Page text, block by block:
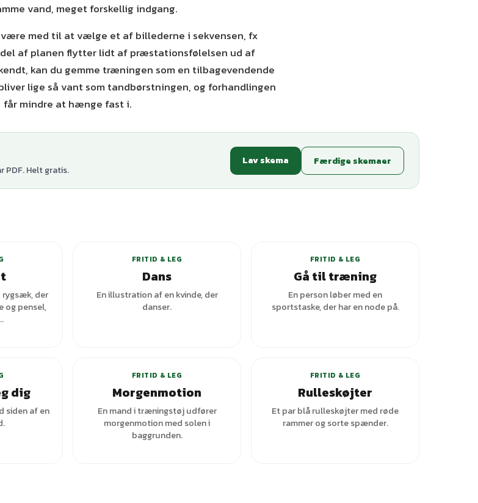
vand, meget forskellig indgang.
med til at vælge et af billederne i sekvensen, fx
del af planen flytter lidt af præstationsfølelsen ud af
kan du gemme træningen som en tilbagevendende
lige så vant som tandbørstningen, og forhandlingen
får mindre at hænge fast i.
Helt gratis.
Lav skema Færdige skemaer
rygsæk, der
og pensel,
FRITID & LEG
Dans
En illustration af en kvinde, der
danser.
FRITID & LEG
Gå til træning
En person løber med en
sportstaske, der har en node på.
dig
siden af en
FRITID & LEG
Morgenmotion
En mand i træningstøj udfører
morgenmotion med solen i
baggrunden.
FRITID & LEG
Rulleskøjter
Et par blå rulleskøjter med røde
rammer og sorte spænder.